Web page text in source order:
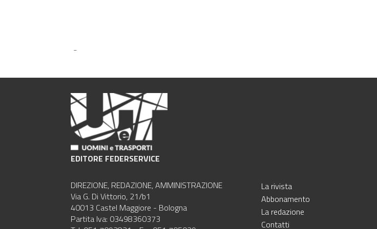
-
EDITORE FEDERSERVICE
DIREZIONE, REDAZIONE, AMMINISTRAZIONE
Via G. Di Vittorio, 21/b1
40013 Castel Maggiore - Bologna
Partita Iva: 03498360373
La rivista
Abbonamento
La redazione
Contatti